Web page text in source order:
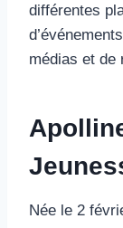
différentes
médias et de
Née le 2